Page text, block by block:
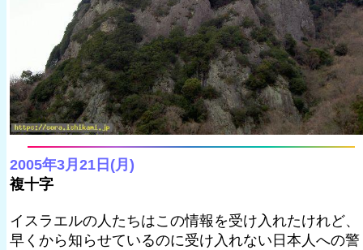
2005年3月21日(月)
複十字
イスラエルの人たちはこの情報を受け入れたけれど、
早くから知らせているのに受け入れない日本人への警